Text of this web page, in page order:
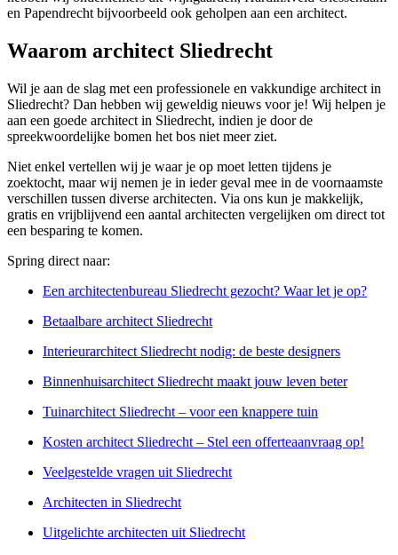
en Papendrecht bijvoorbeeld ook geholpen aan een architect.
Waarom architect Sliedrecht
Wil je aan de slag met een professionele en vakkundige architect in
Sliedrecht? Dan hebben wij geweldig nieuws voor je! Wij helpen je
aan een goede architect in Sliedrecht, indien je door de
spreekwoordelijke bomen het bos niet meer ziet.
Niet enkel vertellen wij je waar je op moet letten tijdens je
zoektocht, maar wij nemen je in ieder geval mee in de voornaamste
verschillen tussen diverse architecten. Via ons kun je makkelijk,
gratis en vrijblijvend een aantal architecten vergelijken om direct tot
een besparing te komen.
Spring direct naar:
Een architectenbureau Sliedrecht gezocht? Waar let je op?
Betaalbare architect Sliedrecht
Interieurarchitect Sliedrecht nodig: de beste designers
Binnenhuisarchitect Sliedrecht maakt jouw leven beter
Tuinarchitect Sliedrecht – voor een knappere tuin
Kosten architect Sliedrecht – Stel een offerteaanvraag op!
Veelgestelde vragen uit Sliedrecht
Architecten in Sliedrecht
Uitgelichte architecten uit Sliedrecht